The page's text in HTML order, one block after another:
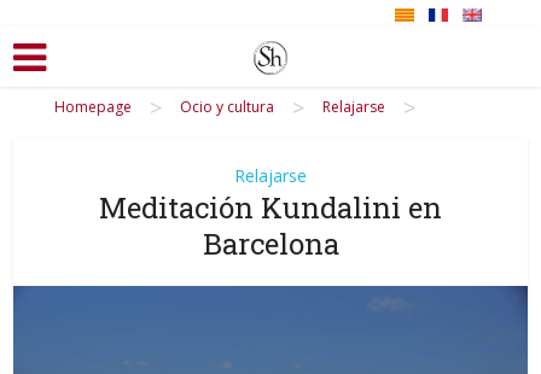
Homepage > Ocio y cultura > Relajarse >
Relajarse
Meditación Kundalini en
Barcelona